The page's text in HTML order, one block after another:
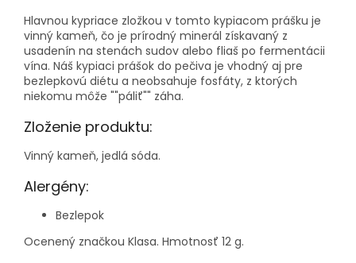
Hlavnou kypriace zložkou v tomto kypiacom prášku je
vinný kameň, čo je prírodný minerál získavaný z
usadenín na stenách sudov alebo fliaš po fermentácii
vína. Náš kypiaci prášok do pečiva je vhodný aj pre
bezlepkovú diétu a neobsahuje fosfáty, z ktorých
niekomu môže ""páliť"" záha.
Zloženie produktu:
Vinný kameň, jedlá sóda.
Alergény:
Bezlepok
Ocenený značkou Klasa. Hmotnosť 12 g.